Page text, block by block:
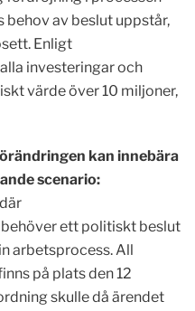
behov av beslut uppstår,
Enligt
investeringar och
värde över 10 miljoner,
kan innebära
scenario:
ett politiskt beslut
arbetsprocess. All
på plats den 12
skulle då ärendet